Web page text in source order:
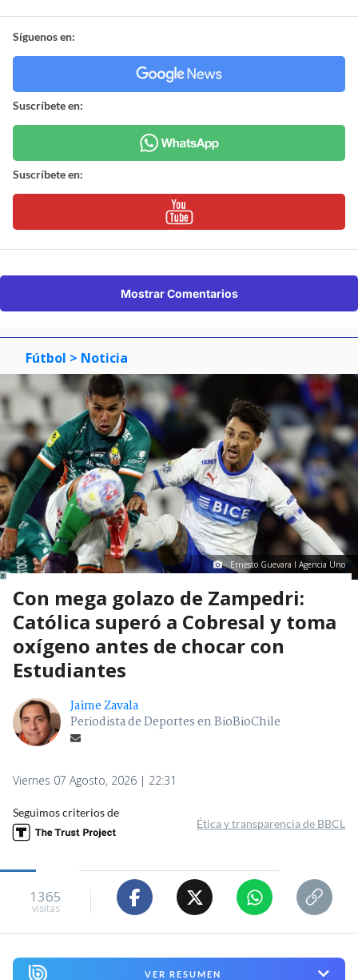
Síguenos en:
Suscríbete en:
Suscríbete en:
Mostrar Comentarios
Fútbol > Noticia
Ernesto Guevara I Agencia Uno
Con mega golazo de Zampedri:
Católica superó a Cobresal y toma
oxígeno antes de chocar con
Estudiantes
Jaime Zavala
Periodista de Deportes en BioBioChile
Viernes 07 Agosto, 2026 | 22:31
Seguimos criterios de
Ética y transparencia de BBCL
1365
visitas
VER RESUMEN